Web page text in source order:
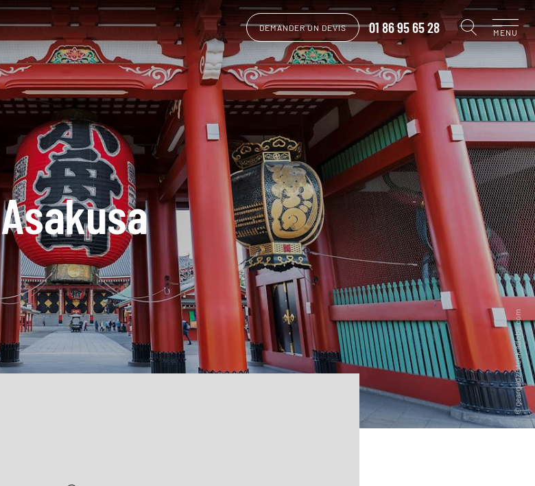
DEMANDER UN DEVIS 01 86 95 65 28 MENU
Asakusa